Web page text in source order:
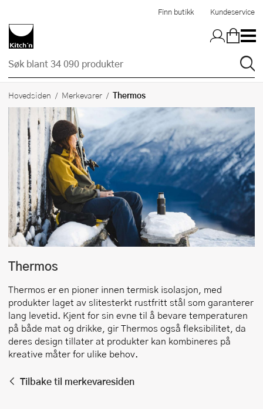
Finn butikk Kundeservice
Hovedsiden Merkevarer Thermos
Thermos
Thermos er en pioner innen termisk isolasjon, med
produkter laget av slitesterkt rustfritt stål som garanterer
lang levetid. Kjent for sin evne til å bevare temperaturen
på både mat og drikke, gir Thermos også fleksibilitet, da
deres design tillater at produkter kan kombineres på
kreative måter for ulike behov.
Tilbake til merkevaresiden